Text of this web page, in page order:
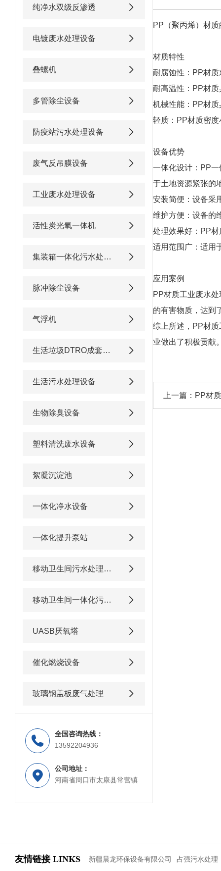
纯净水双级反渗透
电镀废水处理设备
叠螺机
多管除尘设备
防疫站污水处理设备
废气反吊膜设备
工业废水处理设备
活性炭光氧一体机
集装箱一体化污水处理设备
脉冲除尘设备
气浮机
生活垃圾DTRO成套渗滤液处理设备
生活污水处理设备
生物除臭设备
塑料清洗废水设备
絮凝沉淀池
一体化净水设备
一体化提升泵站
移动卫生间污水处理设备
移动卫生间一体化污水处理设备
UASB厌氧塔
催化燃烧设备
玻璃钢盖板废气处理
全国咨询热线：
13592204936
公司地址：
河南省周口市太康县常营镇
PP（聚丙烯）材
材质特性
耐腐蚀性：PP材
耐高温性：PP材
机械性能：PP材
轻质：PP材质密
设备优势
一体化设计：PP
于土地资源紧张的
安装简便：设备采
维护方便：设备的
处理效果好：PP
适用范围广：适用
应用案例
PP材质工业废水
的有害物质，达到
综上所述，PP材
业做出了积极贡献
上一篇： PP材
友情链接 LINKS 新疆晨龙环保设备有限公司 占强污水处理